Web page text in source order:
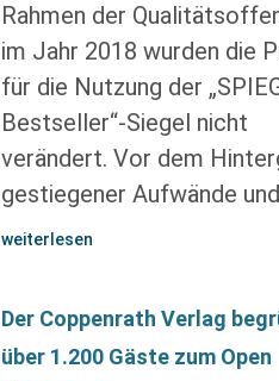
Rahmen der
im Jahr 2018 wurden die
für die Nutzung der
Bestseller“-Siegel nicht
verändert. Vor dem
gestiegener Aufwände
weiterlesen
Der Coppenrath Verlag
über 1.200 Gäste zum Open